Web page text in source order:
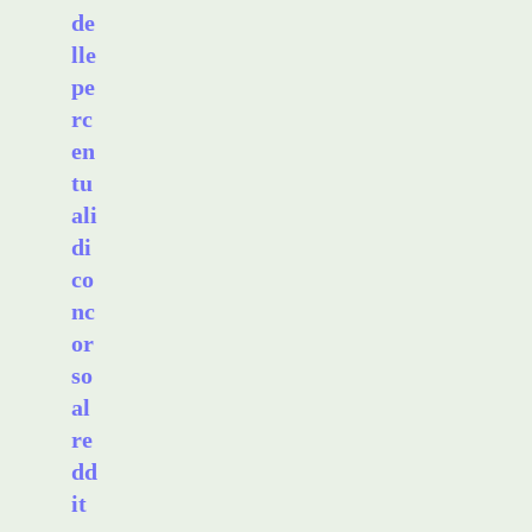
de
lle
pe
rc
en
tu
ali
di
co
nc
or
so
al
re
dd
it